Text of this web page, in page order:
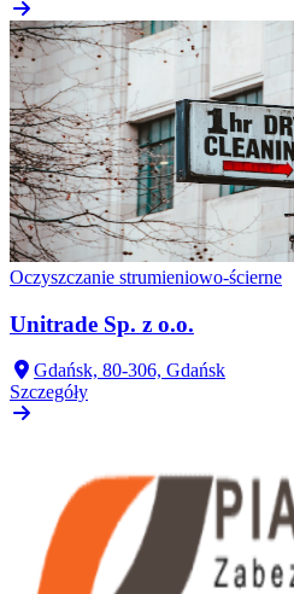
Oczyszczanie strumieniowo-ścierne
Unitrade Sp. z o.o.
Gdańsk, 80-306, Gdańsk
Szczegóły